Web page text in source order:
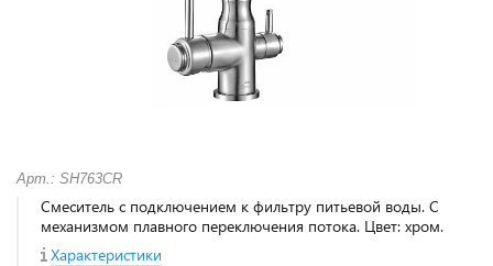
Арт.: SH763CR
Смеситель с подключением к фильтру питьевой воды. С
механизмом плавного переключения потока. Цвет: хром.
Характеристики